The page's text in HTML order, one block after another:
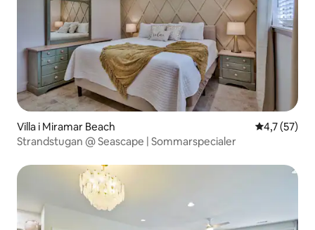
Villa i Miramar Beach 4,7 av 5 i
4,7 (57)
Strandstugan @ Seascape | Sommarspecialer